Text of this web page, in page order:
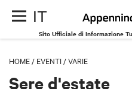
IT
Sito Ufficiale di Informazione
HOME / EVENTI /VARIE
Sere d'estate